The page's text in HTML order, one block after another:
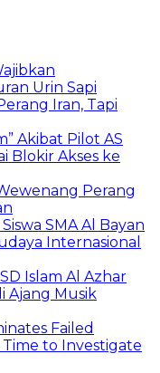
Urin Sapi
Iran, Tapi
Akibat Pilot AS
Blokir Akses ke
Perang
SMA Al Bayan
Internasional
Islam Al Azhar
Ajang Musik
Failed
Time to Investigate